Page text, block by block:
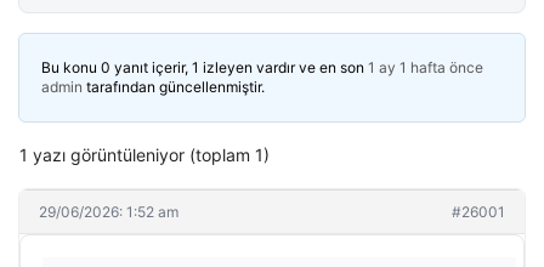
Bu konu 0 yanıt içerir, 1 izleyen vardır ve en son 1 ay 1 hafta önce
admin tarafından güncellenmiştir.
1 yazı görüntüleniyor (toplam 1)
29/06/2026: 1:52 am #26001